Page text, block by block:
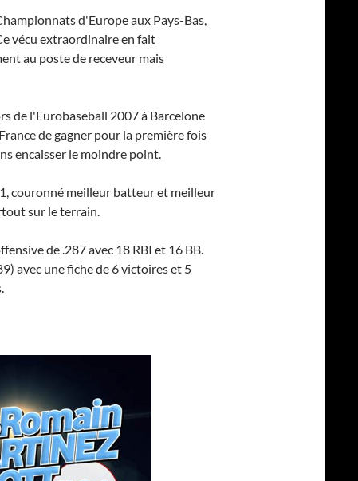
d'Europe aux Pays-Bas,
vécu extraordinaire en fait
au poste de receveur mais
de l'Eurobaseball 2007 à Barcelone
de gagner pour la première fois
encaisser le moindre point.
couronné meilleur batteur et meilleur
sur le terrain.
de .287 avec 18 RBI et 16 BB.
avec une fiche de 6 victoires et 5